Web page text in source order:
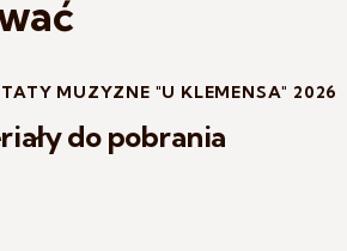
MUZYZNE "U KLEMENSA" 2026
do pobrania